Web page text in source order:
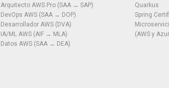
Arquitecto AWS Pro (SAA → SAP)
DevOps AWS (SAA → DOP)
Desarrollador AWS (DVA)
IA/ML AWS (AIF → MLA)
Datos AWS (SAA → DEA)
Quarkus
Spring
(AWS y